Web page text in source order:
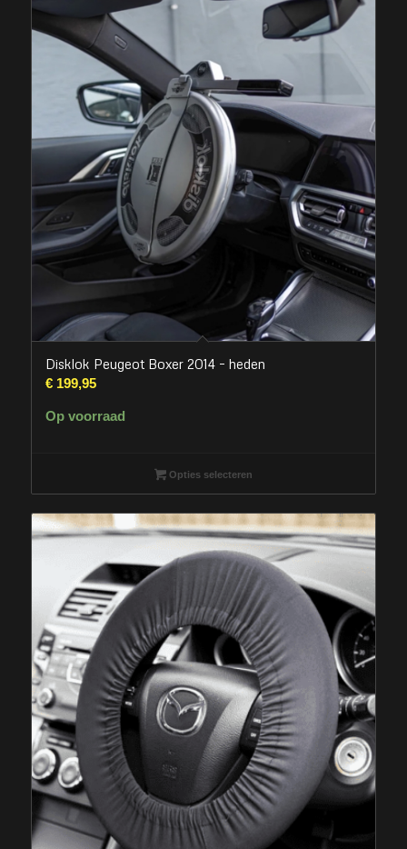
Disklok Peugeot Boxer 2014 – heden
€199,95
Op voorraad
Opties selecteren